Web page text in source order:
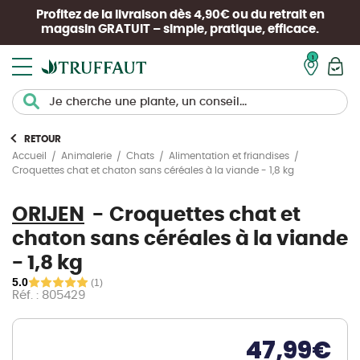
Profitez de la livraison dès 4,90€ ou du retrait en
magasin GRATUIT – simple, pratique, efficace.
RETOUR
Accueil
Animalerie Chats
Alimentation et friandises
Croquettes chat et chaton sans céréales à la viande - 1,8 kg
ORIJEN
Croquettes chat et
chaton sans céréales à la viande
- 1,8 kg
5.0 (1)
Réf. : 805429
47,99€